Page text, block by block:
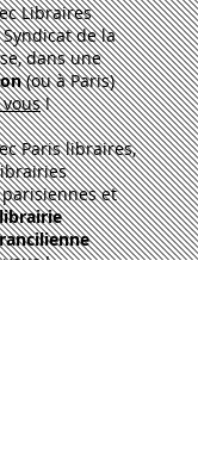
Libraires
de la
dans une
(ou à Paris)
!
Paris libraires,
et
librairie
!​